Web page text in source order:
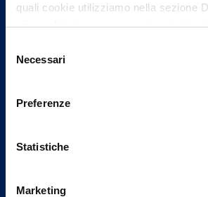
quali cookie utilizziamo nella sezione
più su chi siamo, come può
può trovare nel footer del sito nella
delNecessari
Preferenze
Statistiche
Marketing